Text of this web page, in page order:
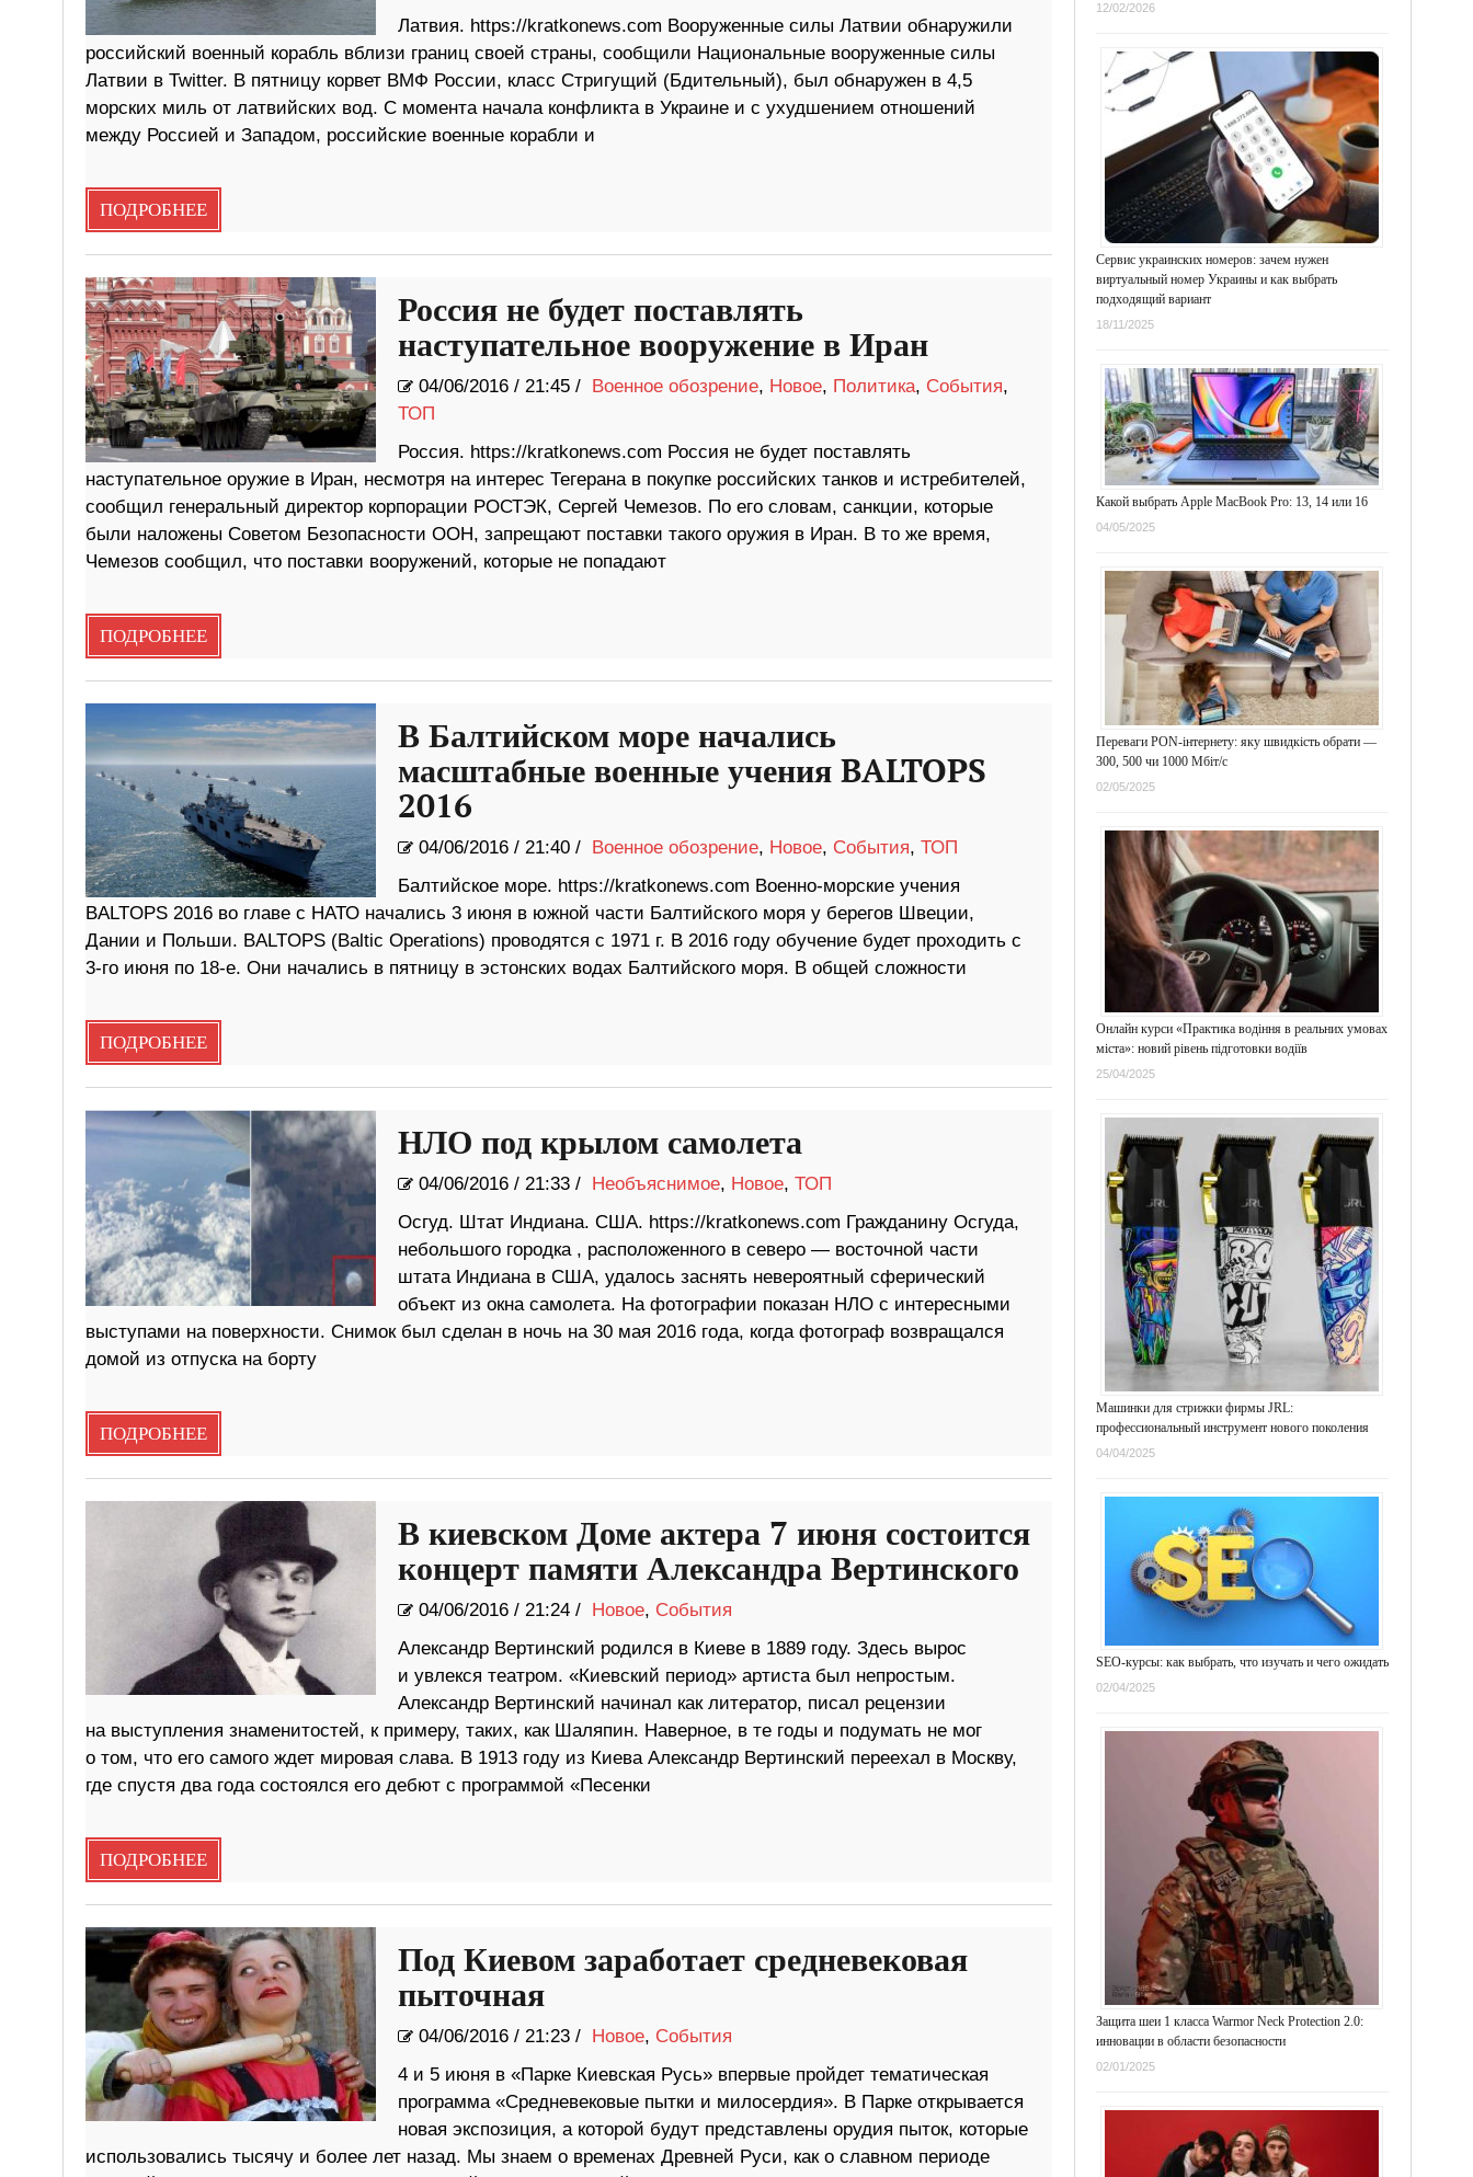
Латвия. https://kratkonews.com Вооруженные силы Латвии обнаружили
российский военный корабль вблизи границ своей страны, сообщили Национальные вооруженные силы
Латвии в Twitter. В пятницу корвет ВМФ России, класс Стригущий (Бдительный), был обнаружен в 4,5
морских миль от латвийских вод. С момента начала конфликта в Украине и с ухудшением отношений
между Россией и Западом, российские военные корабли и
ПОДРОБНЕЕ
Россия не будет поставлять
наступательное вооружение в Иран
04/06/2016/ 21:45 / Военное обозрение, Новое, Политика, События,
ТОП
Россия. https://kratkonews.com Россия не будет поставлять
наступательное оружие в Иран, несмотря на интерес Тегерана в покупке российских танков и истребителей,
сообщил генеральный директор корпорации РОСТЭК, Сергей Чемезов. По его словам, санкции, которые
были наложены Советом Безопасности ООН, запрещают поставки такого оружия в Иран. В то же время,
Чемезов сообщил, что поставки вооружений, которые не попадают
ПОДРОБНЕЕ
В Балтийском море начались
масштабные военные учения BALTOPS
2016
04/06/2016/ 21:40 / Военное обозрение, Новое, События, ТОП
Балтийское море. https://kratkonews.com Военно-морские учения
BALTOPS 2016 во главе с НАТО начались 3 июня в южной части Балтийского моря у берегов Швеции,
Дании и Польши. BALTOPS (Baltic Operations) проводятся с 1971 г. В 2016 году обучение будет проходить с
3-го июня по 18-е. Они начались в пятницу в эстонских водах Балтийского моря. В общей сложности
ПОДРОБНЕЕ
НЛО под крылом самолета
04/06/2016/ 21:33 / Необъяснимое, Новое, ТОП
Осгуд. Штат Индиана. США. https://kratkonews.com Гражданину Осгуда,
небольшого городка , расположенного в северо — восточной части
штата Индиана в США, удалось заснять невероятный сферический
объект из окна самолета. На фотографии показан НЛО с интересными
выступами на поверхности. Снимок был сделан в ночь на 30 мая 2016 года, когда фотограф возвращался
домой из отпуска на борту
ПОДРОБНЕЕ
В киевском Доме актера 7 июня состоится
концерт памяти Александра Вертинского
04/06/2016/ 21:24 / Новое, События
Александр Вертинский родился в Киеве в 1889 году. Здесь вырос
и увлекся театром. «Киевский период» артиста был непростым.
Александр Вертинский начинал как литератор, писал рецензии
на выступления знаменитостей, к примеру, таких, как Шаляпин. Наверное, в те годы и подумать не мог
о том, что его самого ждет мировая слава. В 1913 году из Киева Александр Вертинский переехал в Москву,
где спустя два года состоялся его дебют с программой «Песенки
ПОДРОБНЕЕ
Под Киевом заработает средневековая
пыточная
04/06/2016/ 21:23 / Новое, События
4 и 5 июня в «Парке Киевская Русь» впервые пройдет тематическая
программа «Средневековые пытки и милосердия». В Парке открывается
новая экспозиция, а которой будут представлены орудия пыток, которые
использовались тысячу и более лет назад. Мы знаем о временах Древней Руси, как о славном периоде
12/02/2026
Сервис украинских номеров: зачем нужен
виртуальный номер Украины и как выбрать
подходящий вариант
18/11/2025
Какой выбрать Apple MacBook Pro: 13, 14 или 16
04/05/2025
Переваги PON-інтернету: яку швидкість обрати —
300, 500 чи 1000 Мбіт/с
02/05/2025
Онлайн курси «Практика водіння в реальних умовах
міста»: новий рівень підготовки водіїв
25/04/2025
Машинки для стрижки фирмы JRL:
профессиональный инструмент нового поколения
04/04/2025
SEO-курсы: как выбрать, что изучать и чего ожидать
02/04/2025
Защита шеи 1 класса Warmor Neck Protection 2.0:
инновации в области безопасности
02/01/2025